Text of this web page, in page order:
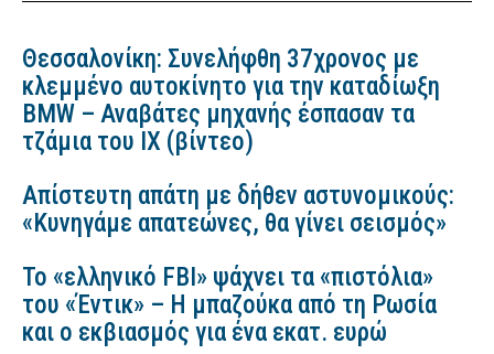
Θεσσαλονίκη: Συνελήφθη 37χρονος με
κλεμμένο αυτοκίνητο για την καταδίωξη
BMW – Αναβάτες μηχανής έσπασαν τα
τζάμια του ΙΧ (βίντεο)
Απίστευτη απάτη με δήθεν αστυνομικούς:
«Κυνηγάμε απατεώνες, θα γίνει σεισμός»
Το «ελληνικό FBI» ψάχνει τα «πιστόλια»
του «Έντικ» – Η μπαζούκα από τη Ρωσία
και ο εκβιασμός για ένα εκατ. ευρώ